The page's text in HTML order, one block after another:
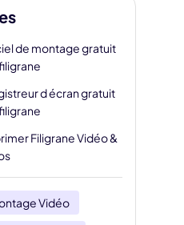
de montage gratuit
d écran gratuit
Filigrane Vidéo &
Vidéo